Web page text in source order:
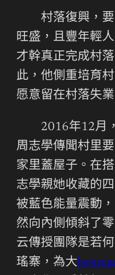
村落復興，
旺盛，且豐年輕
才幹真正完成村
此，他側重培育
愿意留在村落失
2016年12月
周志學傳聞村里
家里蓋屋子。在
志學親她收藏的
被藍色能量震動
然向內側傾斜了
云傳授團隊是若
瑤寨，為大